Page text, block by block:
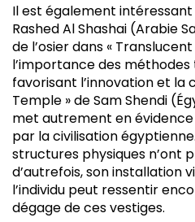
Il est également
Rashed Al Shashai (Arabie
de l’osier dans «
l’importance des
favorisant l’innovation et la
Temple » de Sam Shendi
met autrement en
par la civilisation égyptienne.
structures physiques n’ont
d’autrefois, son installation
l’individu peut ressentir
dégage de ces vestiges.